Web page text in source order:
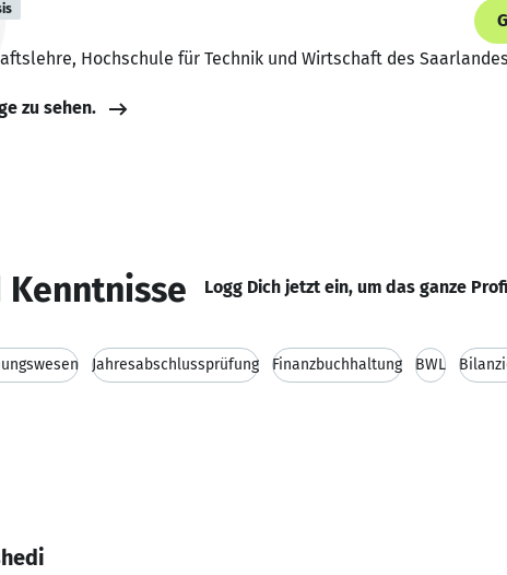
Hochschule für Technik und Wirtschaft des Saarlandes
zu sehen.
Logg Dich jetzt ein, um das ganze
Jahresabschlussprüfung Finanzbuchhaltung BWL